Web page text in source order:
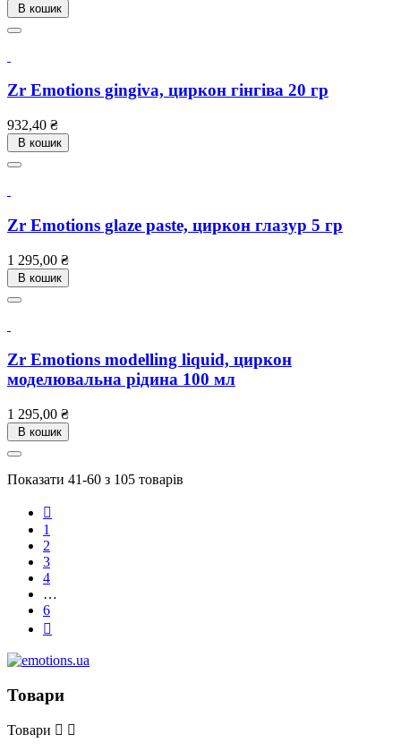
В кошик
Zr Emotions gingiva, циркон гінгіва 20 гр
932,40 ₴Ціна
В кошик
Zr Emotions glaze paste, циркон глазур 5 гр
1 295,00 ₴Ціна
В кошик
Zr Emotions modelling liquid, циркон
моделювальна рідина 100 мл
1 295,00 ₴Ціна
В кошик
Показати 41-60 з 105 товарів

1
2
3
4
…
6

Товари
Товари